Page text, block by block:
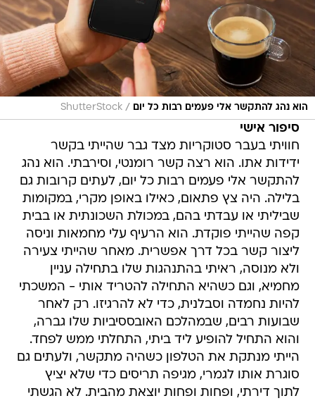
הוא נהג להתקשר אלי פעמים רבות כל יום /
ShutterStock
סיפור אישי
חוויתי בעבר סטוקריות מצד גבר שהייתי בקשר
ידידות אתו. הוא רצה קשר רומנטי, וסירבתי. הוא נהג
להתקשר אלי פעמים רבות כל יום, לעתים קרובות גם
בלילה. היה צץ פתאום, כאילו באופן מקרי, במקומות
שביליתי או עבדתי בהם, במכולת השכונתית או בבית
קפה שהייתי פוקדת. הוא הרעיף עלי מחמאות וניסה
ליצור קשר בכל דרך אפשרית. מאחר שהייתי צעירה
ולא מנוסה, ראיתי בהתנהגות שלו בתחילה עניין
מחמיא, וגם כשהיא התחילה להטריד אותי - המשכתי
להיות נחמדה וסבלנית, כדי לא להרגיזו. רק לאחר
שבועות רבים, שבמהלכם האובססיביות שלו גברה,
והוא התחיל להופיע ליד ביתי, התחלתי ממש לפחד.
הייתי מנתקת את הטלפון כשהיה מתקשר, ולעתים גם
סוגרת אותו לגמרי, מגיפה תריסים כדי שלא יציץ
לתוך דירתי, ופחות ופחות יוצאת מהבית. לא הגשתי